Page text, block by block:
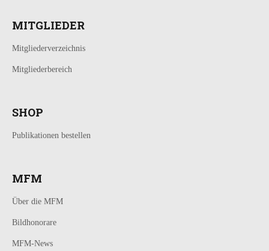
MITGLIEDER
Mitgliederverzeichnis
Mitgliederbereich
SHOP
Publikationen bestellen
MFM
Über die MFM
Bildhonorare
MFM-News